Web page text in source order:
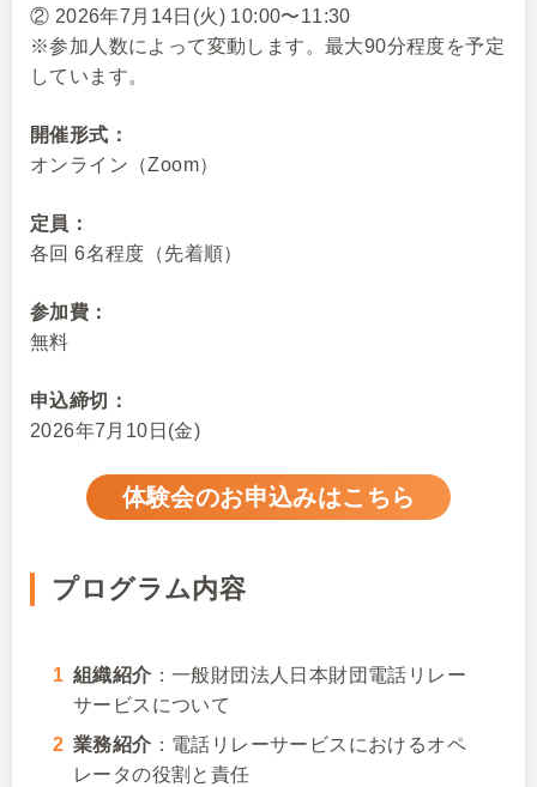
② 2026年7月14日(火) 10:00〜11:30
※参加人数によって変動します。最大90分程度を予定
しています。
開催形式：
オンライン（Zoom）
定員：
各回 6名程度（先着順）
参加費：
無料
申込締切：
2026年7月10日(金)
体験会のお申込みはこちら
プログラム内容
組織紹介 ：一般財団法人日本財団電話リレー
サービスについて
業務紹介 ：電話リレーサービスにおけるオペ
レータの役割と責任